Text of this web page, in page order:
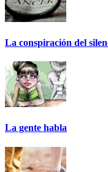
La conspiración del
La gente habla